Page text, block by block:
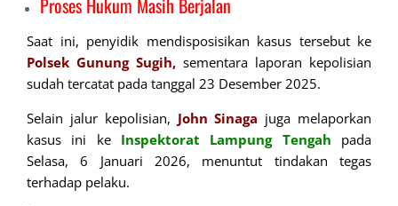
Saat ini, penyidik mendisposisikan kasus tersebut ke
Polsek Gunung Sugih, sementara laporan kepolisian
sudah tercatat pada tanggal 23 Desember 2025.
Selain jalur kepolisian, John Sinaga juga melaporkan
kasus ini ke Inspektorat Lampung Tengah pada
Selasa, 6 Januari 2026, menuntut tindakan tegas
terhadap pelaku.